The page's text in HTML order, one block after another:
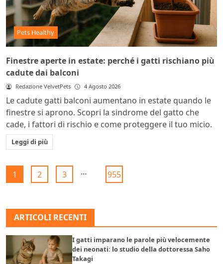
Pets Healthy
Finestre aperte in estate: perché i gatti rischiano più
cadute dai balconi
Redazione VelvetPets 4 Agosto 2026
Le cadute gatti balconi aumentano in estate quando le
finestre si aprono. Scopri la sindrome del gatto che
cade, i fattori di rischio e come proteggere il tuo micio.
Leggi di più
1 2 3 ... 955
ARTICOLI RECENTI
I gatti imparano le parole più velocemente
dei neonati: lo studio della dottoressa Saho
Takagi